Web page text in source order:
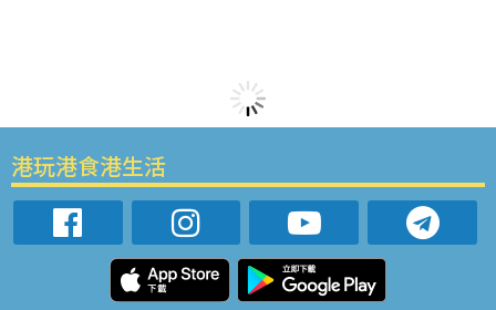
港玩港食港生活